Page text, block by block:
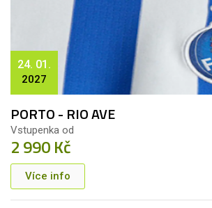
24. 01.
2027
PORTO - RIO AVE
Vstupenka od
2 990 Kč
Více info